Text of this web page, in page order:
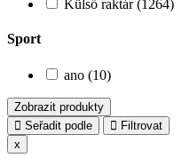
Külső raktár (1264)
Sport
ano (10)
Zobrazit produkty
Seřadit podle
Filtrovat
x